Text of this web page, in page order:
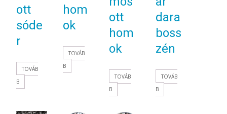
ott
sóde
r
TOVÁB
B
hom
ok
TOVÁB
B
ott
hom
ok
TOVÁB
B
dara
boss
zén
TOVÁB
B